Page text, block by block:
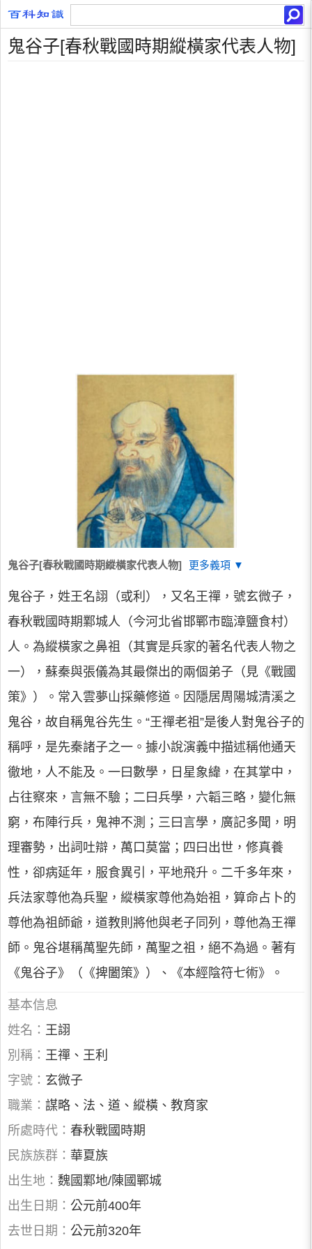
鬼谷子[春秋戰國時期縱橫家代表人物]
鬼谷子[春秋戰國時期縱橫家代表人物] 更多義項 ▼
鬼谷子，姓王名詡（或利），又名王禪，號玄微子，
春秋戰國時期鄴城人（今河北省邯鄲市臨漳鹽食村）
人。為縱橫家之鼻祖（其實是兵家的著名代表人物之
一），蘇秦與張儀為其最傑出的兩個弟子（見《戰國
策》）。常入雲夢山採藥修道。因隱居周陽城清溪之
鬼谷，故自稱鬼谷先生。“王禪老祖”是後人對鬼谷子的
稱呼，是先秦諸子之一。據小說演義中描述稱他通天
徹地，人不能及。一曰數學，日星象緯，在其掌中，
占往察來，言無不驗；二曰兵學，六韜三略，變化無
窮，布陣行兵，鬼神不測；三曰言學，廣記多聞，明
理審勢，出詞吐辯，萬口莫當；四曰出世，修真養
性，卻病延年，服食異引，平地飛升。二千多年來，
兵法家尊他為兵聖，縱橫家尊他為始祖，算命占卜的
尊他為祖師爺，道教則將他與老子同列，尊他為王禪
師。鬼谷堪稱萬聖先師，萬聖之祖，絕不為過。著有
《鬼谷子》（《捭闔策》）、《本經陰符七術》。
基本信息
姓名： 王詡
別稱： 王禪、王利
字號： 玄微子
職業： 謀略、法、道、縱橫、教育家
所處時代： 春秋戰國時期
民族族群： 華夏族
出生地： 魏國鄴地/陳國鄲城
出生日期： 公元前400年
去世日期： 公元前320年